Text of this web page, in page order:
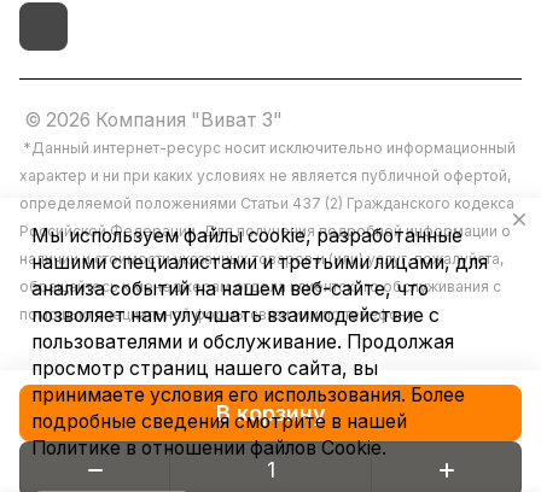
В корзину
© 2026 Компания "Виват 3"
*Данный интернет-ресурс носит исключительно информационный
характер и ни при каких условиях не является публичной офертой,
определяемой положениями Статьи 437 (2) Гражданского кодекса
Российской Федерации. Для получения подробной информации о
наличии и стоимости указанных товаров и (или) услуг, пожалуйста,
обращайтесь к менеджерам отдела клиентского обслуживания с
помощью специальной формы связи или по телефону.
Конфиденциальность
Мы используем файлы cookie, разработанные
нашими специалистами и третьими лицами, для
анализа событий на нашем веб-сайте, что
позволяет нам улучшать взаимодействие с
пользователями и обслуживание. Продолжая
просмотр страниц нашего сайта, вы
принимаете условия его использования. Более
подробные сведения смотрите в нашей
Политике в отношении файлов Cookie.